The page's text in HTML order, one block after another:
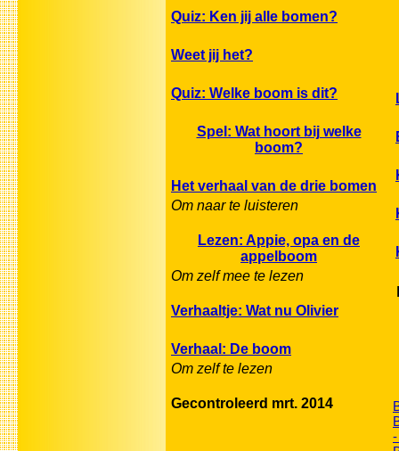
Quiz: Ken jij alle bomen?
Weet jij het?
Quiz: Welke boom is dit?
Spel: Wat hoort bij welke
boom?
Het verhaal van de drie bomen
Om naar te luisteren
Lezen: Appie, opa en de
appelboom
Om zelf mee te lezen
Verhaaltje: Wat nu Olivier
Verhaal: De boom
Om zelf te lezen
Gecontroleerd mrt. 2014